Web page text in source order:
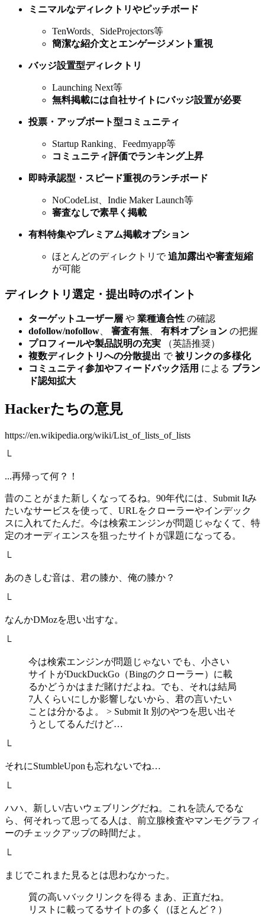
ミニマルなディレクトリやピッチボード
TenWords、SideProjectors等
簡潔な紹介文とエンゲージメント重視
バッジ設置型ディレクトリ
Launching Next等
無料掲載には自社サイトにバッジ設置が必要
投票・アップボート型コミュニティ
Startup Ranking、Feedmyapp等
コミュニティ評価でランキング上昇
即時承認型・スピード重視のランチボード
NoCodeList、Indie Maker Launch等
審査なしで素早く掲載
有料特集やプレミアム掲載オプション
ほとんどのディレクトリで追加露出や審査短縮
が可能
ディレクトリ選定・提出時のポイント
ターゲットユーザー層 や 業種適合性 の確認
dofollow/nofollow
審査有無 有料オプション の把握
プロフィールや製品説明の充実 （英語推奨）
複数ディレクトリへの分散提出 で被リンクの多様化
コミュニティ参加やフィードバック活用 による ブラン
ド認知拡大
Hackerたちの意見
https://en.wikipedia.org/wiki/List_of_lists_of_lists
└
...再帰って何？！
昔のことがまた新しくなってるね。90年代には、Submit Itみ
たいなサービスを使って、URLをクローラーやインデック
スに入れてたんだ。今は検索エンジンが問題じゃなくて、特
定のオーディエンスを狙ったサイトが課題になってる。
└
あのきしむ音は、君の膝か、俺の膝か？
└
なんかDMozを思い出すな。
└
今は検索エンジンが問題じゃない でも、小さい
サイトがDuckDuckGo（Bingのクローラー）に載
るかどうかはまだ賭けだよね。でも、それは結局
7人くらいにしか影響しないから、君の言いたい
ことは分かるよ。 > Submit It 別のやつを思い出そ
うとしてるんだけど…
└
それにStumbleUponも忘れないでね…
└
ハハ、新しい/古いウェブリングだね。これを読んでるな
ら、何それって思ってる人は、前立腺検査やマンモグラフィ
ーのチェックアップの時間だよ。
└
まじでこれまた見るとは思わなかった。
質の高いバックリンクを得る まあ、正直だね。
リストに載ってるサイトの多く（ほとんど？）